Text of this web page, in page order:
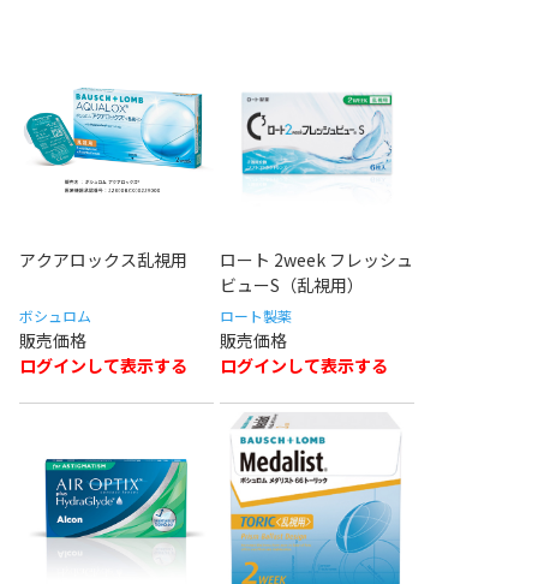
アクアロックス乱視用
ボシュロム
ログインして表示する
ロート 2week フレッシュ
ビューS（乱視用）
ロート製薬
ログインして表示する